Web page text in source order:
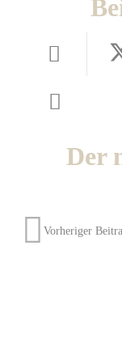
Der
Vorheriger